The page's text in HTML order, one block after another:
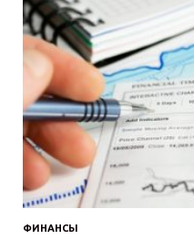
ФИНАНСЫ